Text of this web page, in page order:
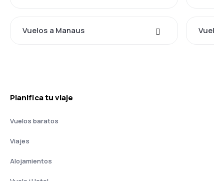
Vuelos a Manaus
Planifica tu viaje
Vuelos baratos
Viajes
Alojamientos